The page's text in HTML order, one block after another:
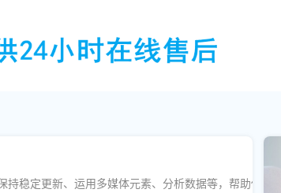
稳定更新、运用多媒体元素、分析数据等，帮助你在